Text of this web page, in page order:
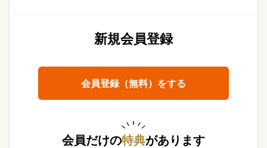
新規会員登録
会員登録（無料）をする
会員だけの特典があります